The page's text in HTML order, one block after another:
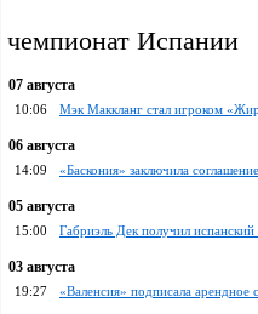
чемпионат Испании
07 августа
10:06 Мэк Маккланг стал игроком
06 августа
14:09 «Баскония» заключила
05 августа
15:00 Габриэль Дек получил испанский
03 августа
19:27 «Валенсия» подписала